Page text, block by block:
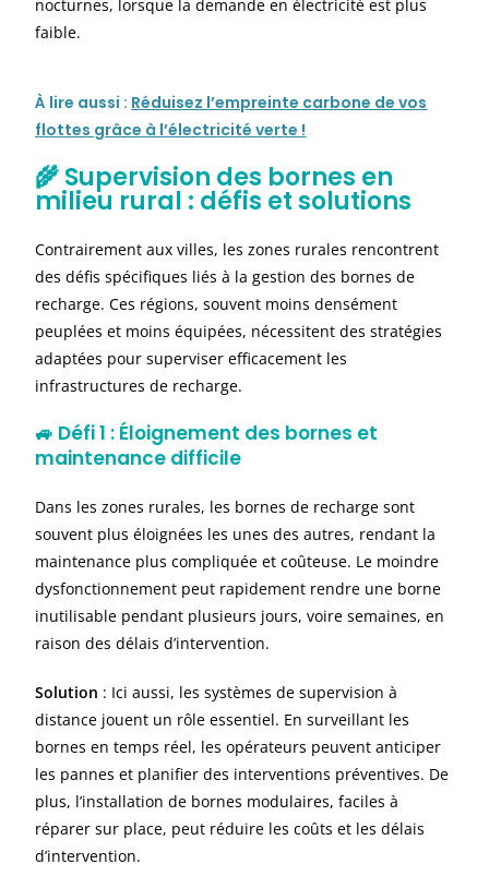
nocturnes, lorsque la demande en électricité est plus
faible.
À lire aussi : Réduisez l’empreinte carbone de vos
flottes grâce à l’électricité verte !
🌾 Supervision des bornes en
milieu rural : défis et solutions
Contrairement aux villes, les zones rurales rencontrent
des défis spécifiques liés à la gestion des bornes de
recharge. Ces régions, souvent moins densément
peuplées et moins équipées, nécessitent des stratégies
adaptées pour superviser efficacement les
infrastructures de recharge.
🚙 Défi 1 : Éloignement des bornes et
maintenance difficile
Dans les zones rurales, les bornes de recharge sont
souvent plus éloignées les unes des autres, rendant la
maintenance plus compliquée et coûteuse. Le moindre
dysfonctionnement peut rapidement rendre une borne
inutilisable pendant plusieurs jours, voire semaines, en
raison des délais d’intervention.
Solution : Ici aussi, les systèmes de supervision à
distance jouent un rôle essentiel. En surveillant les
bornes en temps réel, les opérateurs peuvent anticiper
les pannes et planifier des interventions préventives. De
plus, l’installation de bornes modulaires, faciles à
réparer sur place, peut réduire les coûts et les délais
d’intervention.